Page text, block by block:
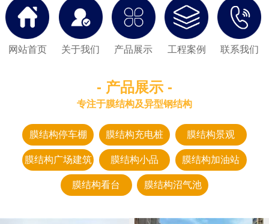
网站首页 关于我们 产品展示 工程案例 联系我们
- 产品展示 -
专注于膜结构及异型钢结构
膜结构停车棚 膜结构充电桩 膜结构景观
膜结构广场建筑 膜结构小品 膜结构加油站
膜结构看台 膜结构沼气池